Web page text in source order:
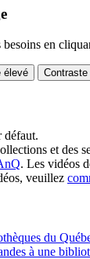
en
élevé
défaut.
et des
. Les vidéos
veuillez
du
à une